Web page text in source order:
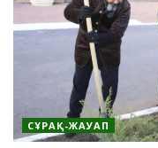
СҰРАҚ-ЖАУАП